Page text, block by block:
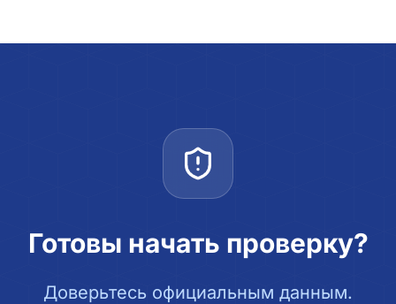
Готовы начать проверку?
Доверьтесь официальным данным.